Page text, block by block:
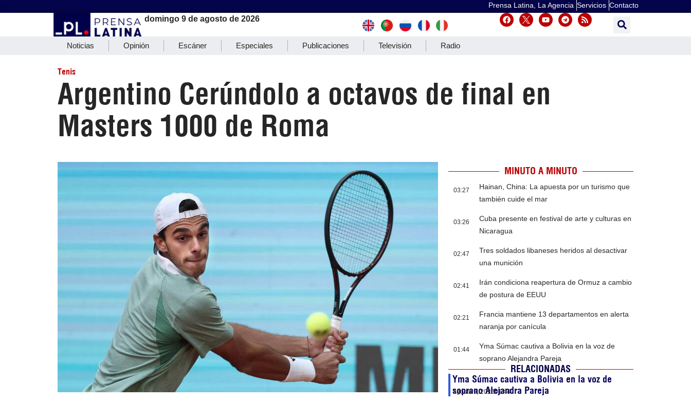
Prensa Latina, La Agencia Servicios Contacto
domingo 9 de agosto de 2026
Noticias Opinión Escáner Especiales Publicaciones Televisión Radio
Tenis
Argentino Cerúndolo a octavos de final en
Masters 1000 de Roma
MINUTO A MINUTO
03:27
Hainan, China: La apuesta por un turismo que
también cuide el mar
03:26
Cuba presente en festival de arte y culturas en
Nicaragua
02:47
Tres soldados libaneses heridos al desactivar
una munición
02:41
Irán condiciona reapertura de Ormuz a cambio
de postura de EEUU
02:21
Francia mantiene 13 departamentos en alerta
naranja por canícula
01:44
Yma Súmac cautiva a Bolivia en la voz de
soprano Alejandra Pareja
RELACIONADAS
Yma Súmac cautiva a Bolivia en la voz de
soprano Alejandra Pareja
agosto 9, 202601:44